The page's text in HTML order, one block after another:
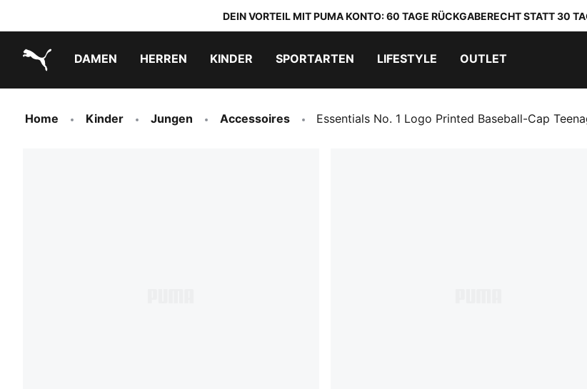
DEIN VORTEIL MIT PUMA KONTO: 60 TAGE RÜCKGABERECHT STATT 30
DAMEN HERREN KINDER SPORTARTEN LIFESTYLE OUTLET
Home Kinder Jungen Accessoires Essentials No. 1 Logo Printed Baseball-Cap